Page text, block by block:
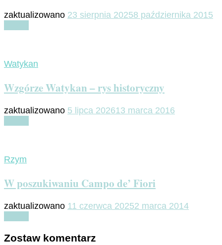
zaktualizowano 23 sierpnia 20258 października 2015
Watykan
Wzgórze Watykan – rys historyczny
zaktualizowano 5 lipca 202613 marca 2016
Rzym
W poszukiwaniu Campo de’ Fiori
zaktualizowano 11 czerwca 20252 marca 2014
Zostaw komentarz